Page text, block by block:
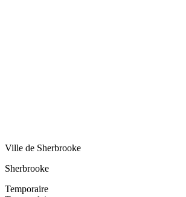
Ville de Sherbrooke
Sherbrooke
Temporaire